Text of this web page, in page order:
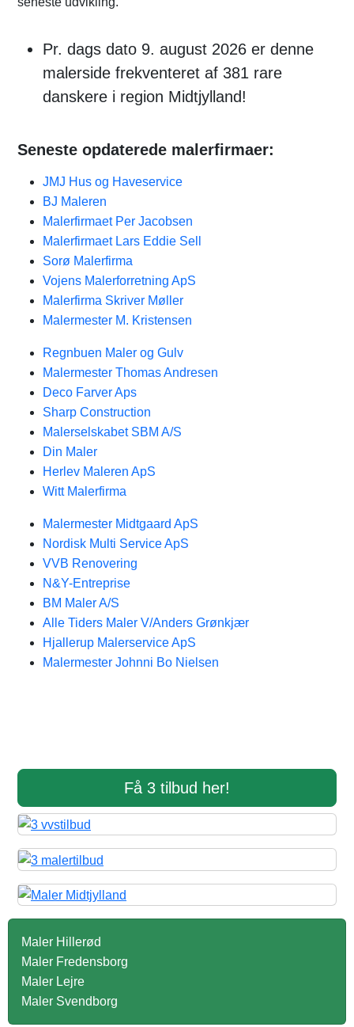
Pr. dags dato 9. august 2026 er denne
malerside frekventeret af 381 rare
danskere i region Midtjylland!
Seneste opdaterede malerfirmaer:
JMJ Hus og Haveservice
BJ Maleren
Malerfirmaet Per Jacobsen
Malerfirmaet Lars Eddie Sell
Sorø Malerfirma
Vojens Malerforretning ApS
Malerfirma Skriver Møller
Malermester M. Kristensen
Regnbuen Maler og Gulv
Malermester Thomas Andresen
Deco Farver Aps
Sharp Construction
Malerselskabet SBM A/S
Din Maler
Herlev Maleren ApS
Witt Malerfirma
Malermester Midtgaard ApS
Nordisk Multi Service ApS
VVB Renovering
N&Y-Entreprise
BM Maler A/S
Alle Tiders Maler V/Anders Grønkjær
Hjallerup Malerservice ApS
Malermester Johnni Bo Nielsen
Få 3 tilbud her!
Maler Hillerød
Maler Fredensborg
Maler Lejre
Maler Svendborg